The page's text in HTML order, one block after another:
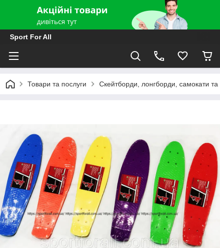
Sport For All
Товари та послуги Скейтборди, лонгборди, самокати та